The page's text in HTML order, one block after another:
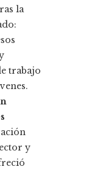
la
trabajo
y